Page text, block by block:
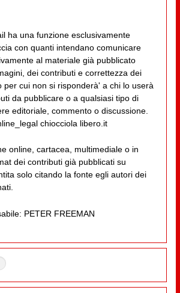
ha una funzione esclusivamente
con quanti intendano comunicare
al materiale già pubblicato
dei contributi e correttezza dei
per cui non si risponderà' a chi lo userà
da pubblicare o a qualsiasi tipo di
editoriale, commento o discussione.
chiocciola libero.it
online, cartacea, multimediale o in
dei contributi già pubblicati su
solo citando la fonte egli autori dei
PETER FREEMAN